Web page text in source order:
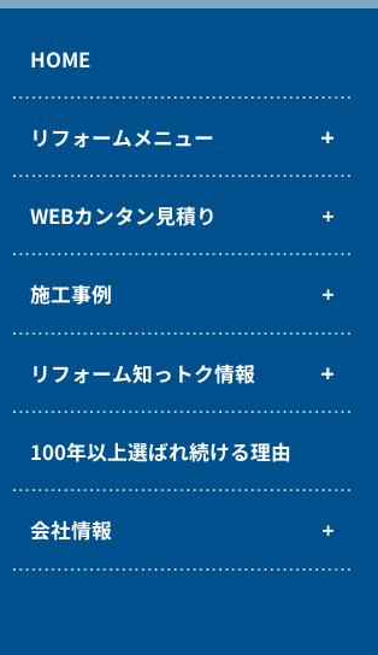
HOME
リフォームメニュー
WEBカンタン見積り
施工事例
リフォーム知っトク情報
100年以上選ばれ続ける理由
会社情報